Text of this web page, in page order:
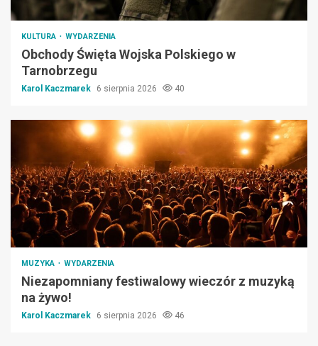
KULTURA WYDARZENIA
Obchody Święta Wojska Polskiego w
Tarnobrzegu
Karol Kaczmarek 6 sierpnia 2026 40
MUZYKA WYDARZENIA
Niezapomniany festiwalowy wieczór z muzyką
na żywo!
Karol Kaczmarek 6 sierpnia 2026 46